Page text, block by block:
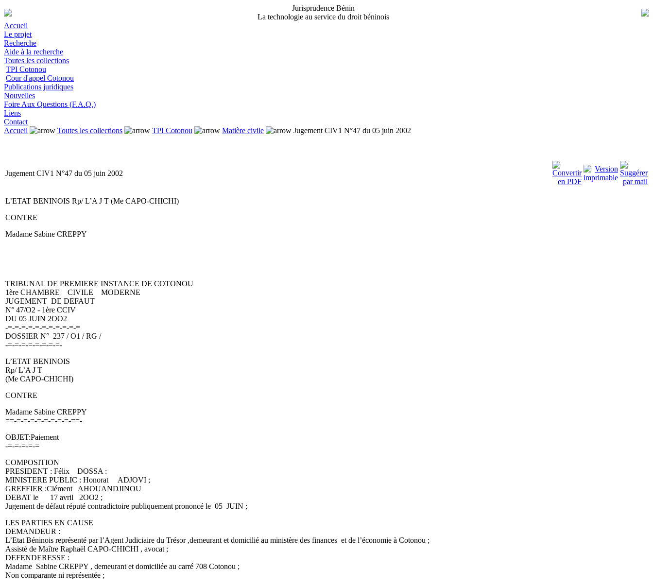
Jurisprudence Bénin
La technologie au service du droit béninois
Accueil
Le projet
Recherche
Aide à la recherche
Toutes les collections
TPI Cotonou
Cour d'appel Cotonou
Publications juridiques
Nouvelles
Foire Aux Questions (F.A.Q.)
Liens
Contact
Accueil
Toutes les collections TPI Cotonou Matière civile Jugement CIV1 N°47 du 05 juin 2002
Jugement CIV1 N°47 du 05 juin 2002
L’ETAT BENINOIS Rp/ L’A J T (Me CAPO-CHICHI)
CONTRE
Madame Sabine CREPPY
TRIBUNAL DE PREMIERE INSTANCE DE COTONOU
1ère CHAMBRE CIVILE MODERNE
JUGEMENT DE DEFAUT
N° 47/O2 - 1ère CCIV
DU 05 JUIN 2OO2
-=-=-=-=-=-=-=-=-=-=-=
DOSSIER N° 237 / O1 / RG /
-=-=-=-=-=-=-=-=-
L’ETAT BENINOIS
Rp/ L’A J T
(Me CAPO-CHICHI)
CONTRE
Madame Sabine CREPPY
==-=-=-=-=-=-=-=-=-==-
OBJET:Paiement
-=-=-=-=-=
COMPOSITION
PRESIDENT : Félix DOSSA :
MINISTERE PUBLIC : Honorat ADJOVI ;
GREFFIER :Clément AHOUANDJINOU
DEBAT le 17 avril 2OO2 ;
Jugement de défaut réputé contradictoire publiquement prononcé le 05 JUIN ;
LES PARTIES EN CAUSE
DEMANDEUR :
L’Etat Béninois représenté par l’Agent Judiciaire du Trésor ,demeurant et domicilié au ministère des finances et de l’économie à Cotonou ;
Assisté de Maître Raphaël CAPO-CHICHI , avocat ;
DEFENDERESSE :
Madame Sabine CREPPY , demeurant et domiciliée au carré 708 Cotonou ;
Non comparante ni représentée ;